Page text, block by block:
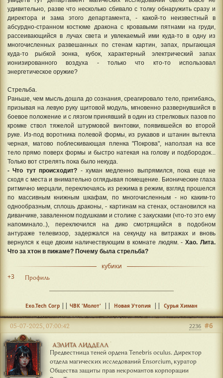
удивительно, разве что несколько сбивало с толку обнаружить сразу и
директора и зама этого департамента, - какой-то неизвестный в
абсурдно-странном костюме дракона с кровавыми пятнами на груди,
рассеивающийся в лучах света и увлекаемый ими куда-то в одну из
многочисленных развешанных по стенам картин, запах, прыгающая
куда-то рыбкой эонка, кубок, характерный электрический запах
ионизированного воздуха - только что кто-то использовал
энергетическое оружие?
Стрельба.
Раньше, чем мысль дошла до сознания, среагировало тело, пригибаясь,
призывая на левую руку щитовой модуль, мгновенно развернувшийся в
боевое положение и с лязгом принявший в один из стрелковых пазов по
кромке ствол тяжелой штурмовой винтовки, появившейся во второй
руке. Из-под воротника полевой формы, из рукавов и штанин вытекла
черная, матово поблескивающая пленка "Покрова", наползая на все
тело прямо поверх формы и быстро натекая на голову и подбородок...
Только вот стрелять пока было некуда.
- Что тут происходит? - хуман медленно выпрямился, пока еще не
сходя с места и внимательно оглядывая помещение. Бионические глаза
ритмично мерцали, переключаясь из режима в режим, взгляд прошелся
по массивным книжным шкафам, по многочисленным - но каким-то
однообразным, сплошь драконы, - картинам на стенах, остановился на
диванчике, заваленном подушками и столике с закусками (что-то это ему
напоминало..), переключился на дико смотрящийся в подобном
антураже телевизор, задержался на секунду на витражах и вновь
вернулся к еще двоим наличествующим в комнате людям. -Хао. Лита.
Что за хтон в пижаме? Почему была стрельба?
кубики
+3
Профиль
Exo.Tech Corp || ЧВК 'Молот' || Новая Утопия || Сурья Химан
АЭЛИТА ЛИДДЕЛЛ
Предвестница теней ордена Tenebris oculus. Директор
отдела магических исследований Ensorcium, куратор
Общества защиты прав некромантов корпорации
#6
05-07-2025, 07:00:42 2236